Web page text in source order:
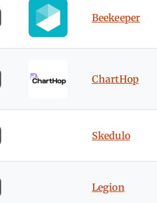
Beekeeper
ChartHop
Skedulo
Legion